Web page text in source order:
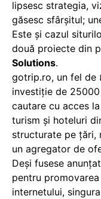
lipsesc strategia,
găsesc sfârşitul;
Este şi cazul
două proiecte din
Solutions.
gotrip.ro, un fel de
investiţie de
cautare cu acces
turism şi hoteluri
structurate pe ţări,
un agregator de
Deşi fusese
pentru
internetului,